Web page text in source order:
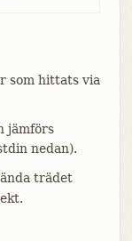
som hittats via
jämförs
nedan).
trädet